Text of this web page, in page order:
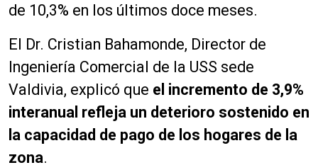
de 10,3% en los últimos doce meses.
El Dr. Cristian Bahamonde, Director de
Ingeniería Comercial de la USS sede
Valdivia, explicó que el incremento de 3,9%
interanual refleja un deterioro sostenido en
la capacidad de pago de los hogares de la
zona.